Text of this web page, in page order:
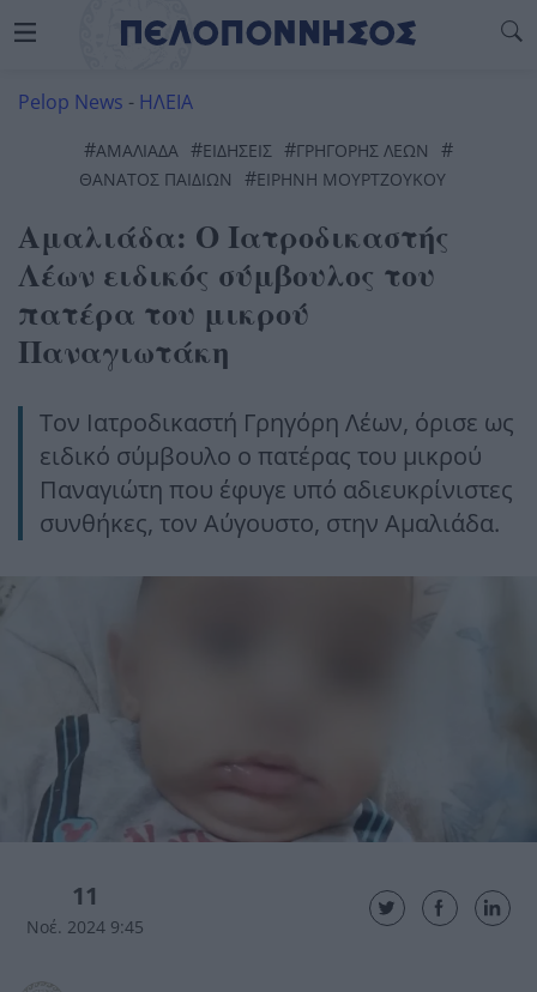
Pelop News - ΗΛΕΙΑ
#ΑΜΑΛΙΆΔΑ #ΕΙΔΗΣΕΙΣ #ΓΡΗΓΟΡΗΣ ΛΕΩΝ #
ΘΆΝΑΤΟΣ ΠΑΙΔΙΏΝ #ΕΙΡΗΝΗ ΜΟΥΡΤΖΟΥΚΟΥ
Αμαλιάδα: Ο Ιατροδικαστής
Λέων ειδικός σύμβουλος του
πατέρα του μικρού
Παναγιωτάκη
Τον Ιατροδικαστή Γρηγόρη Λέων, όρισε ως
ειδικό σύμβουλο ο πατέρας του μικρού
Παναγιώτη που έφυγε υπό αδιευκρίνιστες
συνθήκες, τον Αύγουστο, στην Αμαλιάδα.
11
Νοέ. 2024 9:45